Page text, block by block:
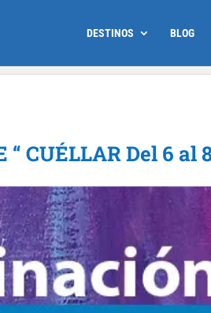
DESTINOS BLOG
“ CUÉLLAR Del 6 al